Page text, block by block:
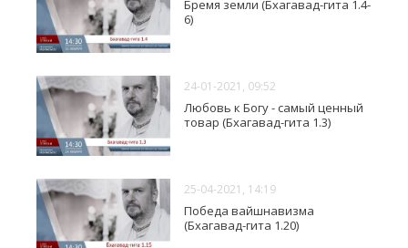
Бремя земли (Бхагавад-гита 1.4-
6)
24-01-2021, 09:52
Любовь к Богу - самый ценный
товар (Бхагавад-гита 1.3)
25-04-2021, 14:19
Победа вайшнавизма
(Бхагавад-гита 1.20)